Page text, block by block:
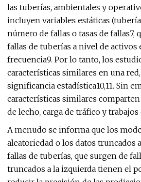
las tuberías, ambientales y
incluyen variables estáticas
número de fallas o tasas de
fallas de tuberías a nivel de
frecuencia9. Por lo tanto, los
características similares en una
significancia estadística10,11. Sin
características similares
de lecho, carga de tráfico y
A menudo se informa que los
aleatoriedad o los datos truncados
fallas de tuberías, que surgen de
truncados a la izquierda tienen el